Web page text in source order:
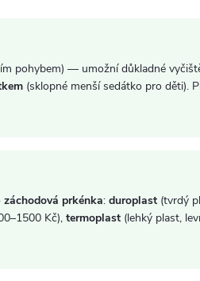
pohybem) — umožní důkladné
(sklopné menší sedátko pro děti).
záchodová prkénka: duroplast (tvrdý
Kč), termoplast (lehký plast,